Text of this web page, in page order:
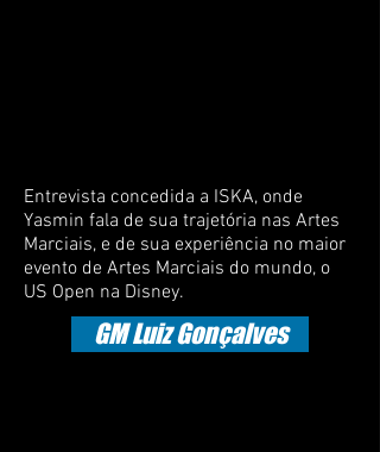
Entrevista concedida a ISKA, onde
Yasmin fala de sua trajetória nas Artes
Marciais, e de sua experiência no maior
evento de Artes Marciais do mundo, o
US Open na Disney.
GM Luiz Gonçalves